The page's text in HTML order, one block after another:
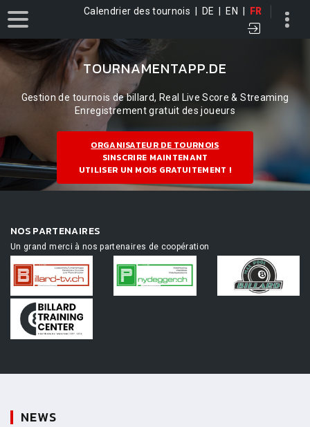
Calendrier des tournois DE EN FR
TOURNAMENTAPP.DE
Gestion de tournois de billard, Real Live Score & Streaming
Enregistrement gratuit des joueurs
ORGANISATEUR DE TOURNOIS
SINSCRIRE MAINTENANT
UTILISER UN MOIS GRATUITEMENT !
NOS PARTENAIRES
Un grand merci à nos partenaires de coopération
NEWS